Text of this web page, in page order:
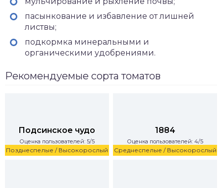
пасынкование и избавление от лишней
листвы;
подкормка минеральными и
органическими удобрениями.
Рекомендуемые сорта томатов
Позднеспелые / Высокорослый
Подсинское чудо
Оценка пользователей: 5/5
Среднеспелые / Высокорослый
1884
Оценка пользователей: 4/5